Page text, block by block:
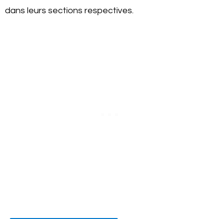
dans leurs sections respectives.